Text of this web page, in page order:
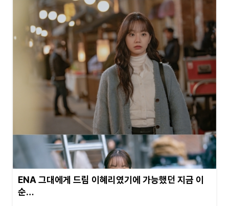
ENA 그대에게 드림 이혜리였기에 가능했던 지금 이
순…